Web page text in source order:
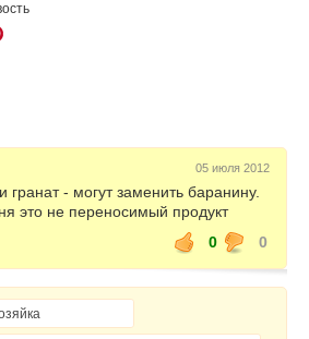
05 июля 2012
гранат - могут заменить баранину.
это не переносимый продукт
0
0